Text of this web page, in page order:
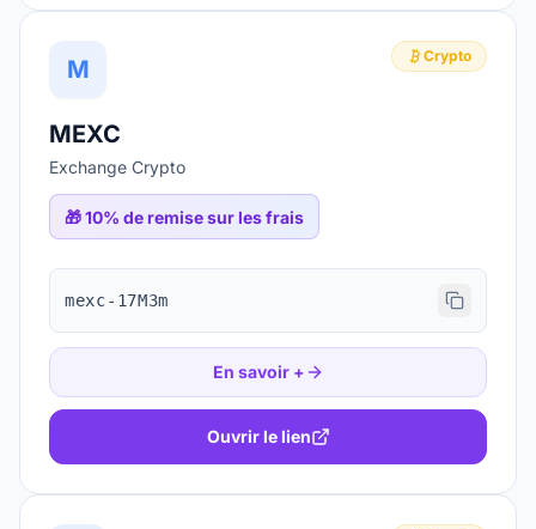
M Crypto
MEXC
Exchange Crypto
🎁10% de remise sur les frais
mexc-17M3m
En savoir +
Ouvrir le lien